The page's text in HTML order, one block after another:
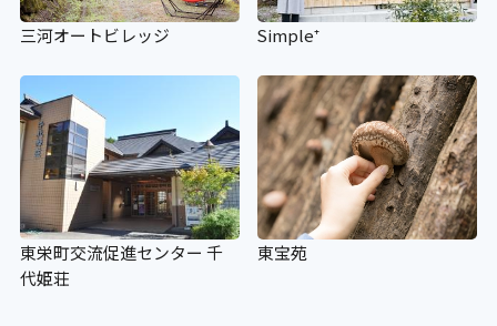
三河オートビレッジ Simple⁺
東栄町交流促進センター 千
代姫荘
東宝苑